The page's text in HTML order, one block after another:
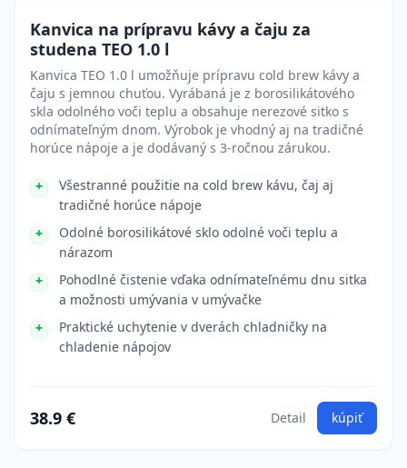
Kanvica na prípravu kávy a čaju za
studena TEO 1.0 l
Kanvica TEO 1.0 l umožňuje prípravu cold brew kávy a
čaju s jemnou chuťou. Vyrábaná je z borosilikátového
skla odolného voči teplu a obsahuje nerezové sitko s
odnímateľným dnom. Výrobok je vhodný aj na tradičné
horúce nápoje a je dodávaný s 3-ročnou zárukou.
Všestranné použitie na cold brew kávu, čaj aj
tradičné horúce nápoje
Odolné borosilikátové sklo odolné voči teplu a
nárazom
Pohodlné čistenie vďaka odnímateľnému dnu sitka
a možnosti umývania v umývačke
Praktické uchytenie v dverách chladničky na
chladenie nápojov
38.9 € Detail kúpiť